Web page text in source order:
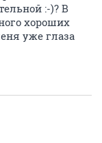
:-)? В
хороших
уже глаза